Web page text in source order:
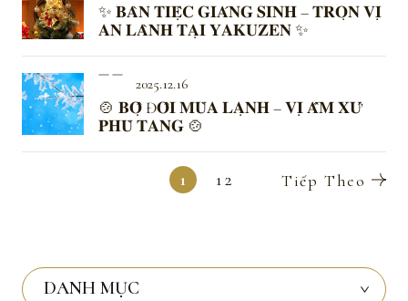
✨ 𝐁𝐀̀𝐍 𝐓𝐈𝐄̣̂𝐂 𝐆𝐈𝐀́𝐍𝐆 𝐒𝐈𝐍𝐇 – 𝐓𝐑𝐎̣𝐍 𝐕𝐈̣
𝐀𝐍 𝐋𝐀̀𝐍𝐇 𝐓𝐀̣𝐈 𝐘𝐀𝐊𝐔𝐙𝐄𝐍 ✨
2025.12.16
🍲 𝐁𝐎̣̂ Đ𝐎̂𝐈 𝐌𝐔̀𝐀 𝐋𝐀̣𝐍𝐇 – 𝐕𝐈̣ 𝐀̂́𝐌 𝐗𝐔̛́
𝐏𝐇𝐔̀ 𝐓𝐀𝐍𝐆 🍲
1 12
DANH MỤC